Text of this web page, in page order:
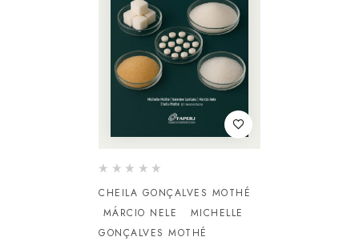
CHEILA GONÇALVES MOTHÉ
MÁRCIO NELE
MICHELLE
GONÇALVES MOTHÉ